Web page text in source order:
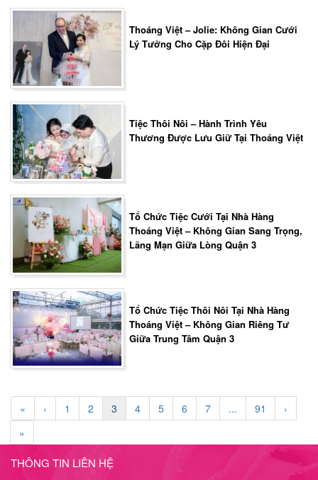
Thoáng Việt – Jolie: Không Gian Cưới
Lý Tưởng Cho Cặp Đôi Hiện Đại
Tiệc Thôi Nôi – Hành Trình Yêu
Thương Được Lưu Giữ Tại Thoáng Việt
Tổ Chức Tiệc Cưới Tại Nhà Hàng
Thoáng Việt – Không Gian Sang Trọng,
Lãng Mạn Giữa Lòng Quận 3
Tổ Chức Tiệc Thôi Nôi Tại Nhà Hàng
Thoáng Việt – Không Gian Riêng Tư
Giữa Trung Tâm Quận 3
« ‹ 1 2 3 4 5 6 7 ... 91
›
»
THÔNG TIN LIÊN HỆ